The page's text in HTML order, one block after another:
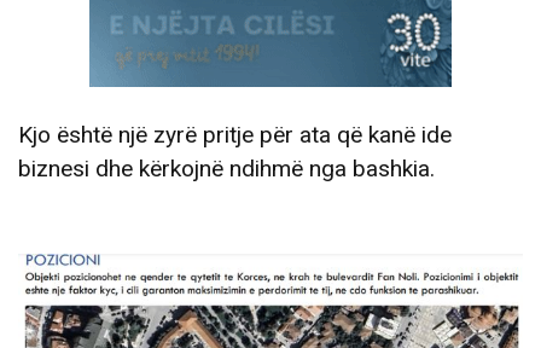
Kjo është një zyrë pritje për ata që kanë ide
biznesi dhe kërkojnë ndihmë nga bashkia.